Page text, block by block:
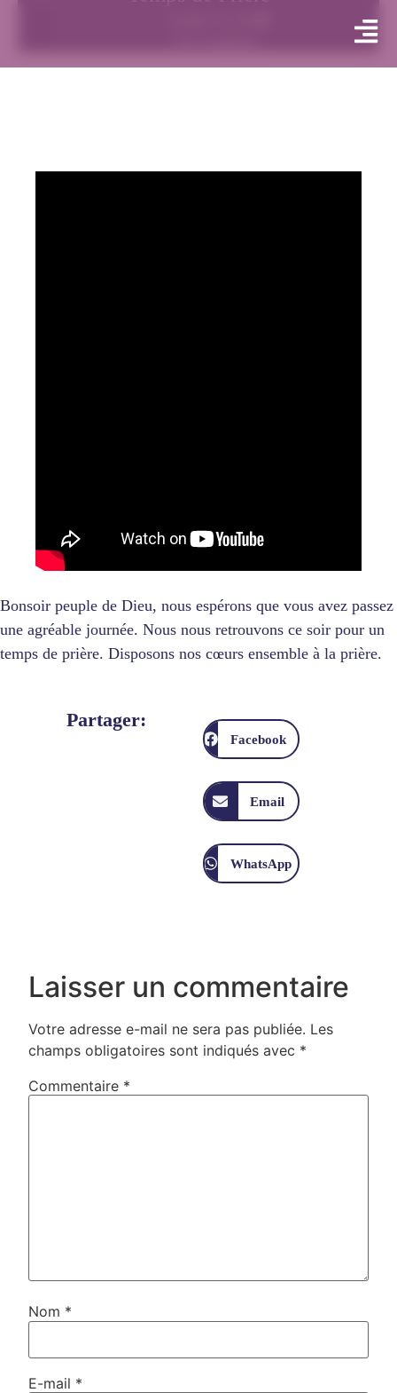
Bonsoir peuple de Dieu, nous espérons que vous avez passez
une agréable journée. Nous nous retrouvons ce soir pour un
temps de prière. Disposons nos cœurs ensemble à la prière.
Partager:
Facebook
Email
WhatsApp
Laisser un commentaire
Votre adresse e-mail ne sera pas publiée. Les
champs obligatoires sont indiqués avec *
Commentaire *
Nom *
E-mail *